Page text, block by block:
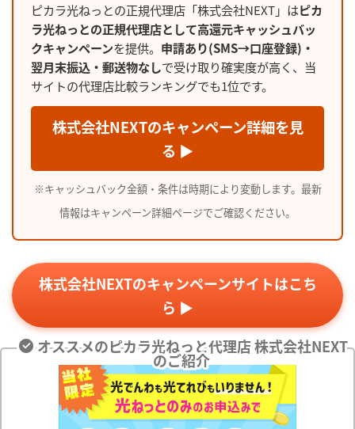
ピカラ光ねっとの正規代理店「株式会社NEXT」はピカ
ラ光ねっとの正規代理店として高還元キャッシュバッ
クキャンペーンを提供。 申請あり(SMS→口座登録)・
翌月末振込・郵送物なしで受け取り確実度が高く、当
サイトの代理店比較ランキングでも1位です。
株式会社NEXTのキャンペーン詳細を見
る ▶
※キャッシュバック金額・条件は時期により変動します。最新
情報はキャンペーン詳細ページでご確認ください。
株式会社NEXTのキャンペーンサイトはこち
ら ▶
オススメのピカラ光ねっと代理店 株式会社NEXT
のご紹介